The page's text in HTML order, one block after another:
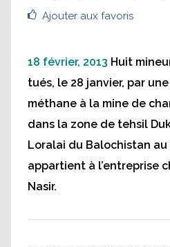
Ajouter aux favoris
18 février, 2013 Huit
tués, le 28 janvier, par
méthane à la mine de
dans la zone de tehsil
Loralai du Balochistan au
appartient à l’entreprise
Nasir.